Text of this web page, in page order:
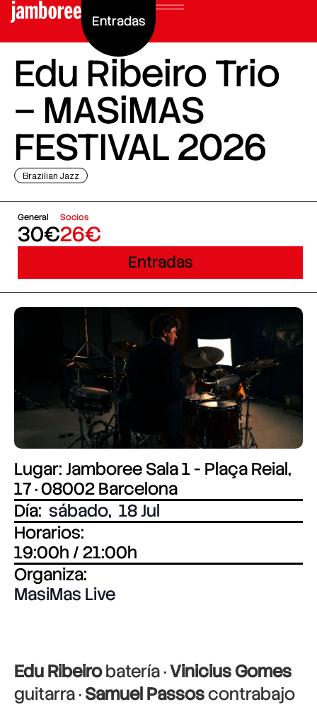
Entradas
Edu Ribeiro Trio
– MASiMAS
FESTIVAL 2026
Brazilian Jazz
General
30€
Socios
26€
Entradas
Lugar: Jamboree Sala 1 - Plaça Reial,
17 · 08002 Barcelona
Día: sábado, 18 Jul
Horarios:
19:00h / 21:00h
Organiza:
MasiMas Live
Edu Ribeirobatería ·Vinicius Gomes
guitarra ·Samuel Passoscontrabajo